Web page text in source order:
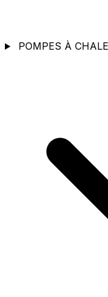
POMPES À